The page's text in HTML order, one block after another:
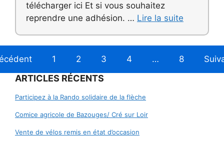
télécharger ici Et si vous souhaitez
reprendre une adhésion. … Lire la suite
1 2 3 4 … 8
ARTICLES RÉCENTS
Participez à la Rando solidaire de la flèche
Comice agricole de Bazouges/ Cré sur Loir
Vente de vélos remis en état d’occasion